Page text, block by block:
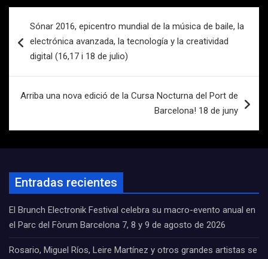
de
entradas
Sónar 2016, epicentro mundial de la música de baile, la
electrónica avanzada, la tecnología y la creatividad
digital (16,17 i 18 de julio)
Arriba una nova edició de la Cursa Nocturna del Port de
Barcelona! 18 de juny
Entradas recientes
El Brunch Electronik Festival celebra su macro-evento anual en
el Parc del Fòrum Barcelona 7, 8 y 9 de agosto de 2026
Rosario, Miguel Ríos, Leire Martínez y otros grandes artistas se